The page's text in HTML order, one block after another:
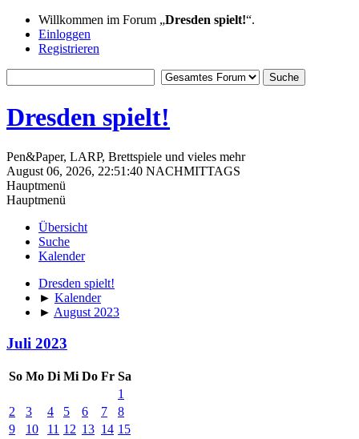
Willkommen im Forum „Dresden spielt!“.
Einloggen
Registrieren
Dresden spielt!
Pen&Paper, LARP, Brettspiele und vieles mehr
August 06, 2026, 22:51:40 NACHMITTAGS
Hauptmenü
Hauptmenü
Übersicht
Suche
Kalender
Dresden spielt!
► Kalender
► August 2023
Juli 2023
So Mo Di Mi Do Fr Sa
1
2
3 4 5 6 7
8
9
10 11 12 13 14 15